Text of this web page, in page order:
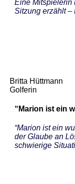
Eine Mitspielerin
Sitzung erzählt –
Britta Hüttmann
Golferin
“Marion ist ein
“Marion ist ein
der Glaube an
schwierige